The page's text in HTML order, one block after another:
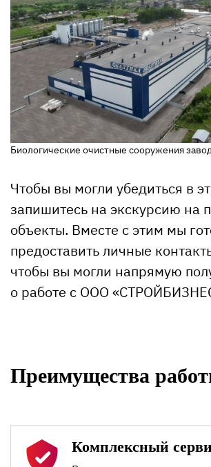
Биологические очистные сооружения
Чтобы вы могли убедиться в
запишитесь на экскурсию на
объекты. Вместе с этим мы
предоставить личные
чтобы вы могли напрямую
о работе с ООО
Преимущества
Комплексный